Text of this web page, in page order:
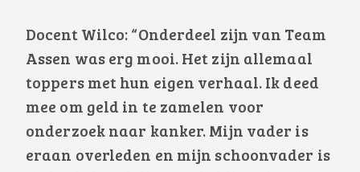
Docent Wilco: “Onderdeel zijn van Team
Assen was erg mooi. Het zijn allemaal
toppers met hun eigen verhaal. Ik deed
mee om geld in te zamelen voor
onderzoek naar kanker. Mijn vader is
eraan overleden en mijn schoonvader is